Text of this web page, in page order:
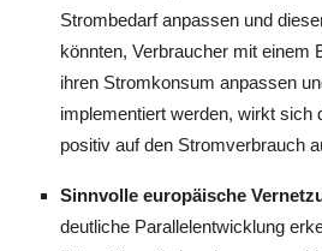
Strombedarf anpassen und
könnten, Verbraucher mit einem
ihren Stromkonsum anpassen
implementiert werden, wirkt sich
positiv auf den Stromverbrauch
Sinnvolle europäische
deutliche Parallelentwicklung